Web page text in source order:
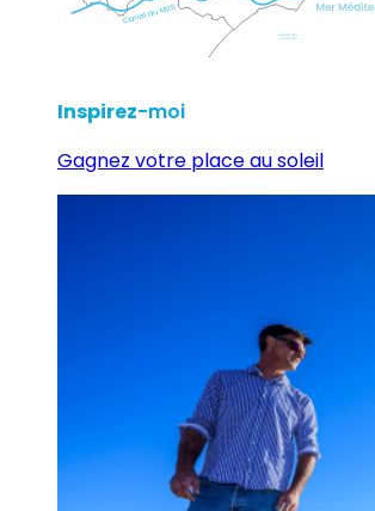
Inspirez-moi
Gagnez votre place au soleil